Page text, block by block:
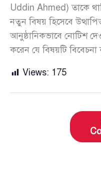
Uddin Ahmed) তাকে
নতুন বিষয় হিসেবে
আনুষ্ঠানিকভাবে নোটিশ
করেন যে বিষয়টি বিবেচনা
Views: 175